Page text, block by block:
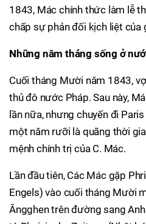
1843, Mác chính thức làm lễ
chấp sự phản đối kịch liệt của
Những năm tháng sống ở
Cuối tháng Mười năm 1843,
thủ đô nước Pháp. Sau này,
lần nữa, nhưng chuyến đi
một năm rưỡi là quãng thời
mệnh chính trị của C. Mác.
Lần đầu tiên, Các Mác gặp
Engels) vào cuối tháng Mười
Ăngghen trên đường sang